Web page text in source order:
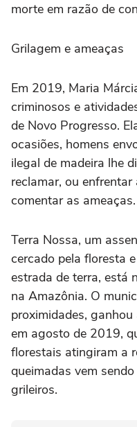
morte em razão de
Grilagem e ameaças
Em 2019, Maria
criminosos e
de Novo Progresso.
ocasiões, homens
ilegal de madeira lhe
reclamar, ou
comentar as ameaças.
Terra Nossa, um
cercado pela floresta
estrada de terra, está
na Amazônia. O
proximidades,
em agosto de 2019,
florestais atingiram a
queimadas vem
grileiros.